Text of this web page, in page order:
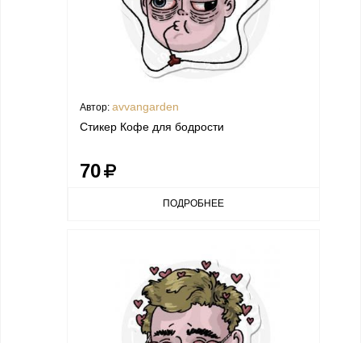
Автор: avvangarden
Стикер Кофе для бодрости
70
ПОДРОБНЕЕ